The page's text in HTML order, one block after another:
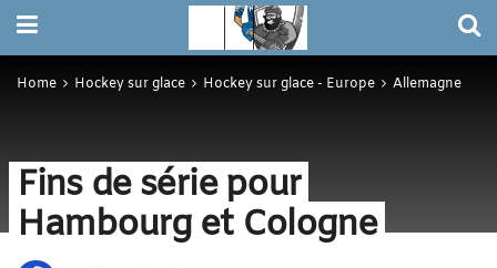
Home Hockey sur glace Hockey sur glace - Europe Allemagne
Fins de série pour
Hambourg et Cologne